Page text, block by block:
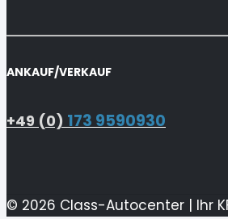
ANKAUF/VERKAUF
+49 (0) 173 9590930
© 2026 Class-Autocenter | Ihr